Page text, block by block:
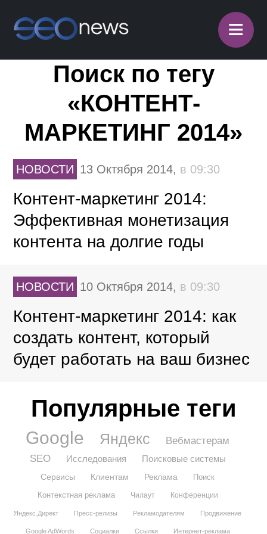
≡
Поиск по тегу
«КОНТЕНТ-
МАРКЕТИНГ 2014»
НОВОСТИ 13 Октября 2014, в 09:30
Контент-маркетинг 2014:
Эффективная монетизация
контента на долгие годы
НОВОСТИ 10 Октября 2014, в 09:30
Контент-маркетинг 2014: как
создать контент, который
будет работать на ваш бизнес
Популярные теги
Google Яндекс
Вебмастерам
SEO
Исследования Поисковые системы
Сервисы Клиентам Реклама
Поиск
Контекстная реклама
Чилаут Конференции
Яндекс.Директ Пресс-релизы Рекламодателям Продвижение
Google AdWords Социалки Ссылки Интернет-реклама